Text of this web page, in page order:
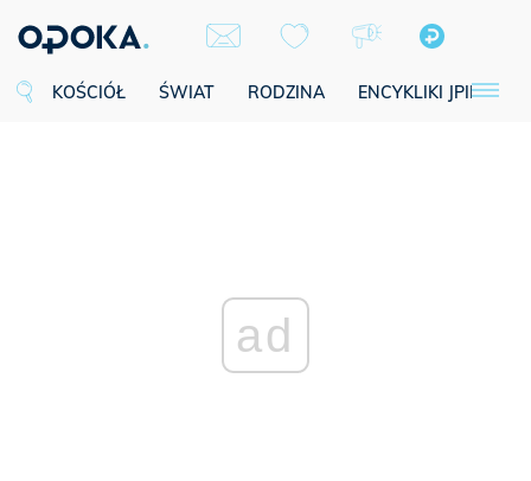
KOŚCIÓŁ ŚWIAT RODZINA ENCYKLIKI JPII
ad